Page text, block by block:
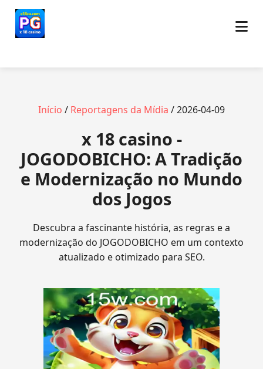
Início / Reportagens da Mídia / 2026-04-09
x 18 casino -
JOGODOBICHO: A Tradição
e Modernização no Mundo
dos Jogos
Descubra a fascinante história, as regras e a
modernização do JOGODOBICHO em um contexto
atualizado e otimizado para SEO.